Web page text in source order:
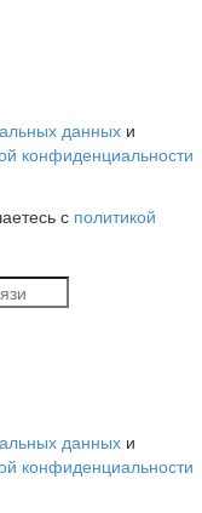
данных и
конфиденциальности
с политикой
данных и
конфиденциальности